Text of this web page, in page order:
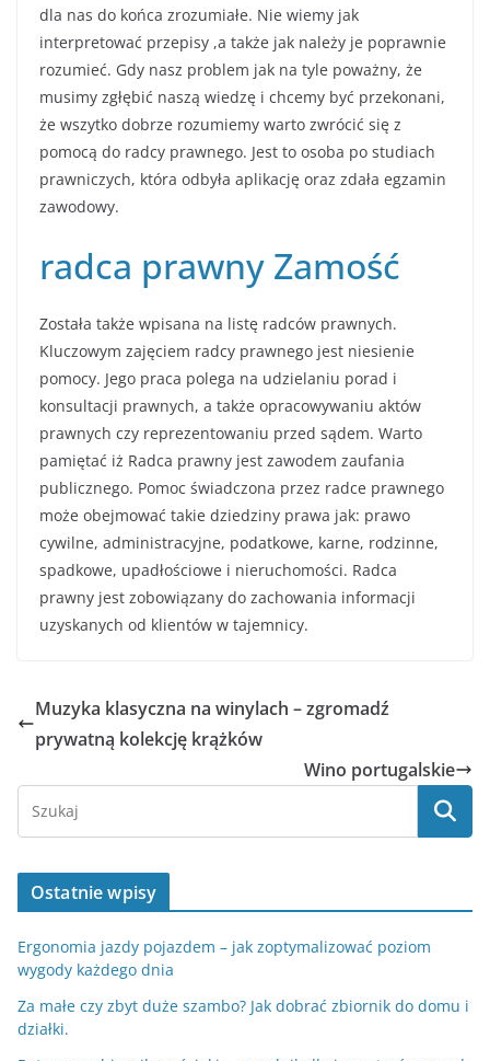
dla nas do końca zrozumiałe. Nie wiemy jak
interpretować przepisy ,a także jak należy je poprawnie
rozumieć. Gdy nasz problem jak na tyle poważny, że
musimy zgłębić naszą wiedzę i chcemy być przekonani,
że wszytko dobrze rozumiemy warto zwrócić się z
pomocą do radcy prawnego. Jest to osoba po studiach
prawniczych, która odbyła aplikację oraz zdała egzamin
zawodowy.
radca prawny Zamość
Została także wpisana na listę radców prawnych.
Kluczowym zajęciem radcy prawnego jest niesienie
pomocy. Jego praca polega na udzielaniu porad i
konsultacji prawnych, a także opracowywaniu aktów
prawnych czy reprezentowaniu przed sądem. Warto
pamiętać iż Radca prawny jest zawodem zaufania
publicznego. Pomoc świadczona przez radce prawnego
może obejmować takie dziedziny prawa jak: prawo
cywilne, administracyjne, podatkowe, karne, rodzinne,
spadkowe, upadłościowe i nieruchomości. Radca
prawny jest zobowiązany do zachowania informacji
uzyskanych od klientów w tajemnicy.
Muzyka klasyczna na winylach – zgromadź
prywatną kolekcję krążków
Wino portugalskie
Ostatnie wpisy
Ergonomia jazdy pojazdem – jak zoptymalizować poziom
wygody każdego dnia
Za małe czy zbyt duże szambo? Jak dobrać zbiornik do domu i
działki.